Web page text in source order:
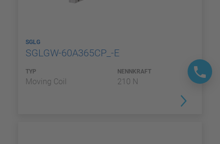
SGLG
SGLGW-60A365CP_-E
TYP
Moving Coil
NENNKRAFT
210 N